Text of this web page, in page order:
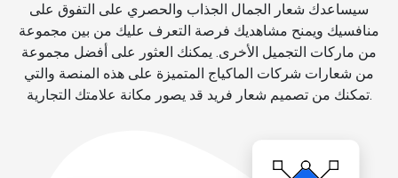
سيساعدك شعار الجمال الجذاب والحصري على التفوق على
منافسيك ويمنح مشاهديك فرصة التعرف عليك من بين مجموعة
من ماركات التجميل الأخرى. يمكنك العثور على أفضل مجموعة
من شعارات شركات الماكياج المتميزة على هذه المنصة والتي
تمكنك من تصميم شعار فريد قد يصور مكانة علامتك التجارية.